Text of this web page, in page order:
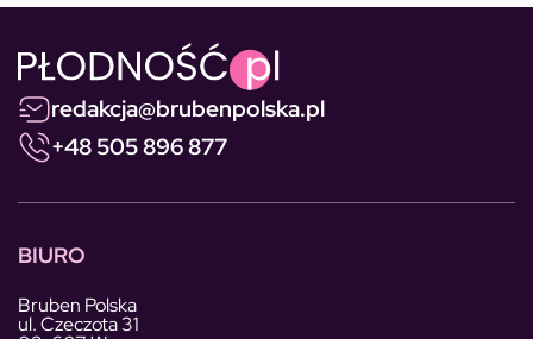
redakcja@brubenpolska.pl
+48 505 896 877
BIURO
Bruben Polska
ul. Czeczota 31